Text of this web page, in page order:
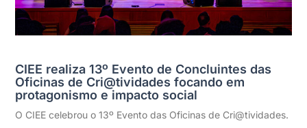
CIEE realiza 13º Evento de Concluintes das
Oficinas de Cri@tividades focando em
protagonismo e impacto social
O CIEE celebrou o 13º Evento das Oficinas de Cri@tividades.